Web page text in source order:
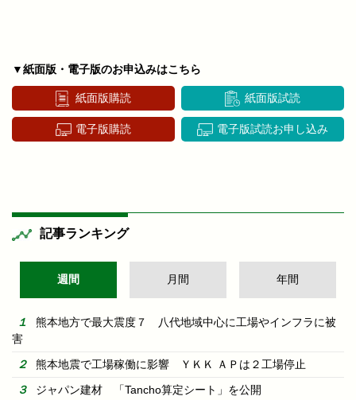
▼紙面版・電子版のお申込みはこちら
紙面版購読 紙面版試読
電子版購読 電子版試読お申し込み
記事ランキング
週間 月間 年間
熊本地方で最大震度７ 八代地域中心に工場やインフラに被
害
熊本地震で工場稼働に影響 ＹＫＫ ＡＰは２工場停止
ジャパン建材 「Tancho算定シート」を公開